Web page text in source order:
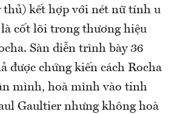
thủ) kết hợp với nét nữ tính u
cốt lõi trong thương hiệu
Sàn diễn trình bày 36
được chứng kiến cách Rocha
mình, hoà mình vào tinh
Gaultier nhưng không hoà